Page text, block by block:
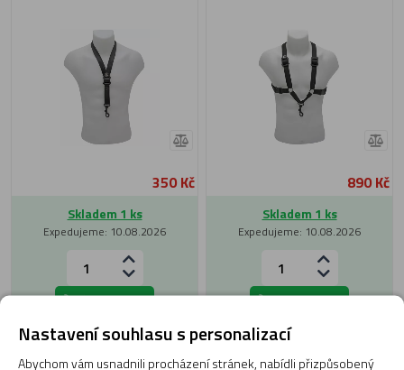
350 Kč
Skladem 1 ks
Expedujeme: 10.08.2026
890 Kč
Skladem 1 ks
Expedujeme: 10.08.2026
Nastavení souhlasu s personalizací
Abychom vám usnadnili procházení stránek, nabídli přizpůsobený